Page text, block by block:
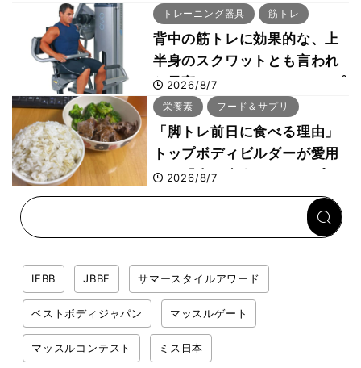
事・睡眠・呼吸の整え方
トレーニング器具 筋トレ
背中の筋トレに効果的な、上
半身のスクワットとも言われ
た最高マシン“ノーチラス・プ
ルオーバーマシン”とは？
2026/8/7
栄養素 フード＆サプリ
「脚トレ前日に食べる理由」
トップボディビルダーが愛用
する「米＋牛肉」のシンプル
回復メシとは？
2026/8/7
IFBB JBBF サマースタイルアワード
ベストボディジャパン マッスルゲート
マッスルコンテスト ミス日本